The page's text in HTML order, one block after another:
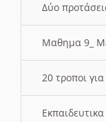
Δύο
Μαθημα 9_
20 τροποι